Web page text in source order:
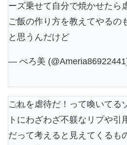
ーズ乗せて自分で焼かせたら
ご飯の作り方を教えてやるの
と思うんだけど
— ぺろ美
これを虐待だ！って喚いてる
トにわざわざ不躾なリプや引
だって考えると見えてくるも